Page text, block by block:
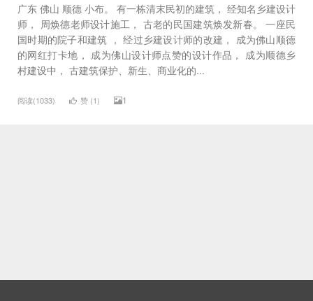
广东 佛山 顺德 小布。 有一栋清末民初的建筑， 经知名乡建设计
师， 周焕德老师设计施工， 古老的民国建筑焕发新春。 一座民
国时期的院子和建筑 ， 经过乡建设计师的改建， 成为佛山顺德
的网红打卡地， 成为佛山设计师点赞的设计作品， 成为顺德乡
村建设中， 古建筑保护、新生、商业化的...
阅读(1033) 赞 (1) 1